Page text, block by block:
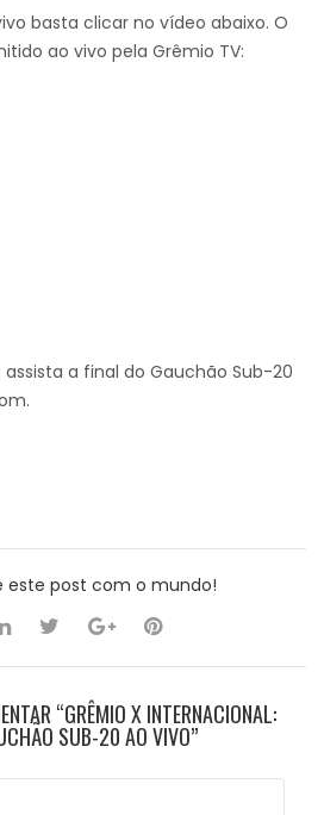
basta clicar no vídeo abaixo. O
ao vivo pela Grêmio TV:
a final do Gauchão Sub-20
este post com o mundo!
“GRÊMIO X INTERNACIONAL:
SUB-20 AO VIVO”